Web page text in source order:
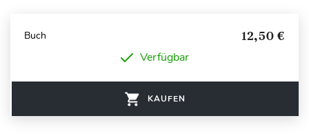
Buch 12,50 €
Verfügbar
KAUFEN